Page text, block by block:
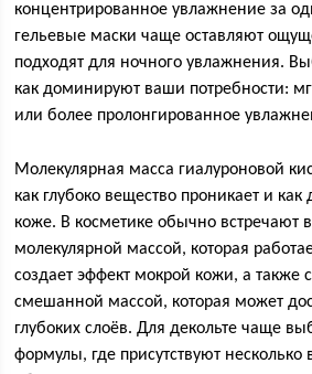
концентрированное увлажнение за
гельевые маски чаще оставляют
подходят для ночного увлажнения.
как доминируют ваши потребности:
или более пролонгированное
Молекулярная масса гиалуроновой
как глубоко вещество проникает и как
коже. В косметике обычно встречают
молекулярной массой, которая
создает эффект мокрой кожи, а также
смешанной массой, которая может
глубоких слоёв. Для декольте чаще
формулы, где присутствуют несколько